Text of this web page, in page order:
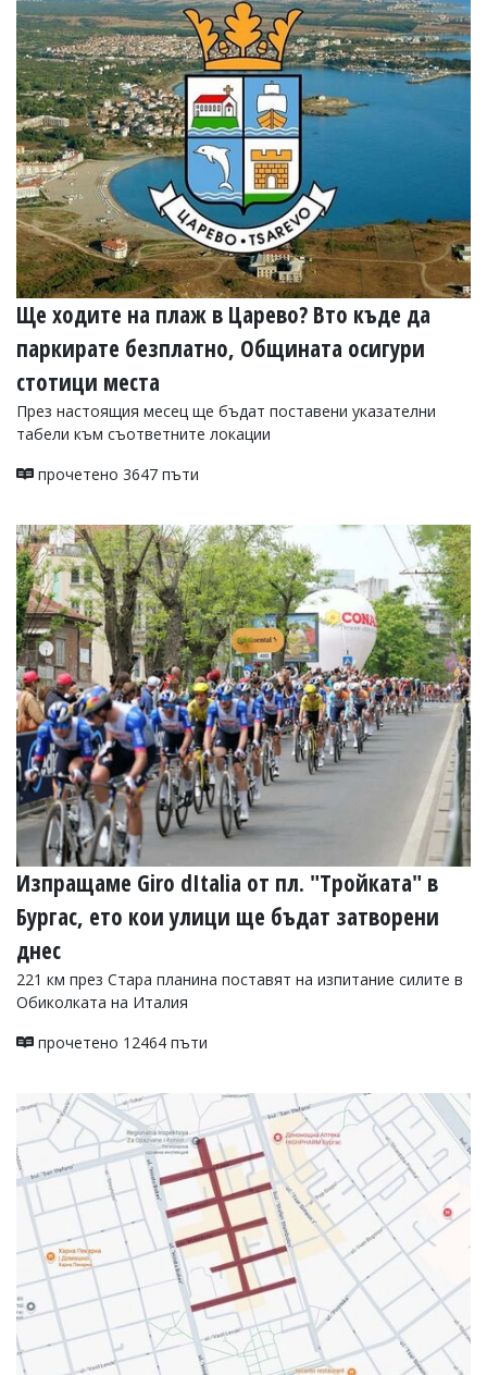
УКРАЙНА
СПОРТ
РАЗСЛЕДВАНЕ
БИЗНЕС
ЮГ
Управители:
Веселин
Василев,
email:
v.vasilev@flagman.bg
Катя
Касабова,
еmail:
k.kassabova@flagman.bg
Главен
редактор:
Иван
Колев,
office@flagman.bg
под
статиите
се
въвеждат
от
читателите
и
редакцията
не
носи
отговорност
за
тях!
Ако
откриете
обиден
за
вас
коментар,
сигнализирайте
ни!
Ще ходите на плаж в Царево? Вто къде да
паркирате безплатно, Общината осигури
стотици места
През настоящия месец ще бъдат поставени указателни
табели към съответните локации
прочетено 3647 пъти
Изпращаме Giro dItalia от пл. "Тройката" в
Бургас, ето кои улици ще бъдат затворени
днес
221 км през Стара планина поставят на изпитание силите в
Обиколката на Италия
прочетено 12464 пъти